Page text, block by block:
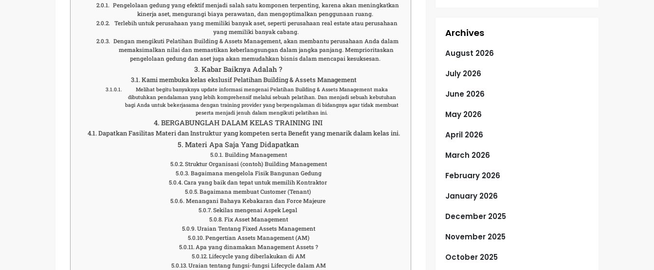
Pengelolaan gedung yang efektif menjadi salah satu komponen terpenting, karena akan meningkatkan
kinerja aset, mengurangi biaya perawatan, dan mengoptimalkan penggunaan ruang.
Terlebih untuk perusahaan yang memiliki banyak aset, seperti perusahaan real estate atau perusahaan
yang memiliki banyak cabang.
Dengan mengikuti Pelatihan Building & Assets Management, akan membantu perusahaan Anda dalam
memaksimalkan nilai dan memastikan keberlangsungan dalam jangka panjang. Memprioritaskan
pengelolaan gedung dan aset juga akan memudahkan bisnis dalam mencapai kesuksesan.
Kabar Baiknya Adalah ?
Kami membuka kelas ekslusif Pelatihan Building & Assets Management
Melihat begitu banyaknya update informasi mengenai Pelatihan Building & Assets Management maka
dibutuhkan pendalaman yang lebih komprehensif melalui sebuah pelatihan. Dan menjadi sebuah kebutuhan
bagi Anda untuk bekerjasama dengan training provider yang berpengalaman di bidangnya agar tidak membuat
peserta menjadi jenuh dalam mengikuti pelatihan ini.
BERGABUNGLAH DALAM KELAS TRAINING INI
Dapatkan Fasilitas Materi dan Instruktur yang kompeten serta Benefit yang menarik dalam kelas ini.
Materi Apa Saja Yang Didapatkan
Building Management
Struktur Organisasi (contoh) Building Management
Bagaimana mengelola Fisik Bangunan Gedung
Cara yang baik dan tepat untuk memilih Kontraktor
Bagaimana membuat Customer (Tenant)
Menangani Bahaya Kebakaran dan Force Majeure
Sekilas mengenai Aspek Legal
Fix Asset Management
Uraian Tentang Fixed Assets Management
Pengertian Assets Management (AM)
Apa yang dinamakan Management Assets ?
Lifecycle yang diberlakukan di AM
Uraian tentang fungsi-fungsi Lifecycle dalam AM
Archives
August 2026
July 2026
June 2026
May 2026
April 2026
March 2026
February 2026
January 2026
December 2025
November 2025
October 2025